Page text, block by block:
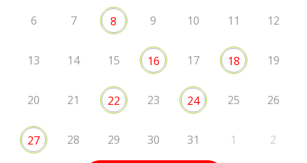
6 7 8 9 10 11 12
13 14 15 16 17 18 19
20 21 22 23 24 25 26
27 28 29 30 31 1 2